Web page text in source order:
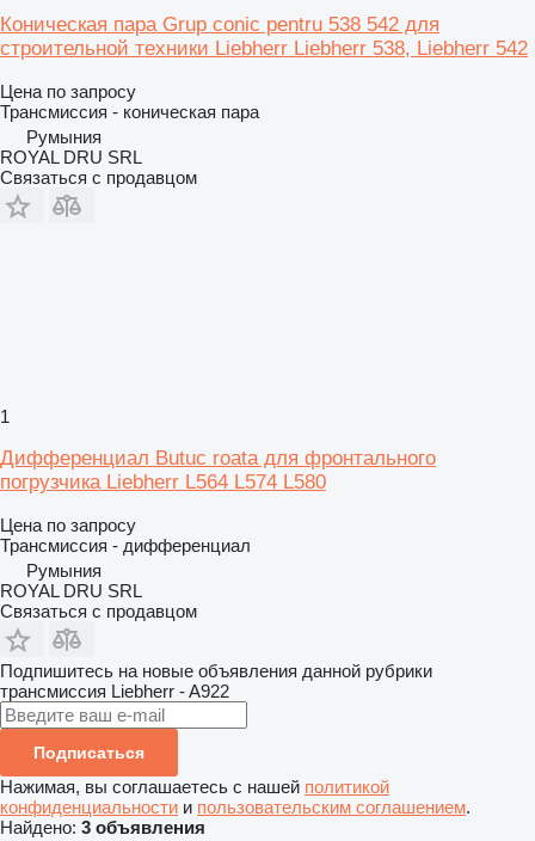
Коническая пара Grup conic pentru 538 542 для
строительной техники Liebherr Liebherr 538, Liebherr 542
Цена по запросу
Трансмиссия - коническая пара
Румыния
ROYAL DRU SRL
Связаться с продавцом
1
Дифференциал Butuc roata для фронтального
погрузчика Liebherr L564 L574 L580
Цена по запросу
Трансмиссия - дифференциал
Румыния
ROYAL DRU SRL
Связаться с продавцом
Подпишитесь на новые объявления данной рубрики
трансмиссия Liebherr - A922
Подписаться
Нажимая, вы соглашаетесь с нашей политикой
конфиденциальности и пользовательским соглашением.
Найдено: 3 объявления